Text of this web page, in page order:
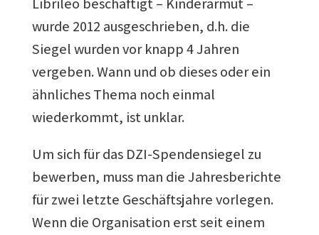
Librileo beschäftigt – Kinderarmut –
wurde 2012 ausgeschrieben, d.h. die
Siegel wurden vor knapp 4 Jahren
vergeben. Wann und ob dieses oder ein
ähnliches Thema noch einmal
wiederkommt, ist unklar.
Um sich für das DZI-Spendensiegel zu
bewerben, muss man die Jahresberichte
für zwei letzte Geschäftsjahre vorlegen.
Wenn die Organisation erst seit einem